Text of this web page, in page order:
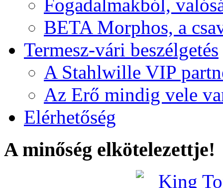
Fogadalmakból,
BETA Morphos, a
Termesz-vári beszélgetés
A Stahlwille VIP
Az Erő mindig vele
Elérhetőség
A minőség elkötelezettje!